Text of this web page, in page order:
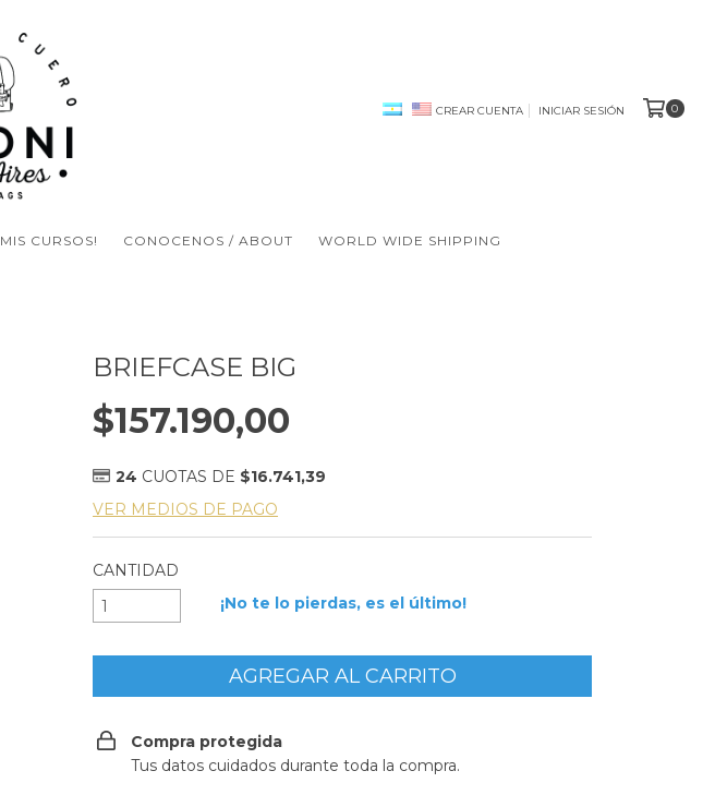
CREAR CUENTA INICIAR SESIÓN 0
MIS CURSOS! CONOCENOS / ABOUT WORLD WIDE SHIPPING
BRIEFCASE BIG
$157.190,00
24 CUOTAS DE $16.741,39
VER MEDIOS DE PAGO
CANTIDAD
¡No te lo pierdas, es el último!
Compra protegida
Tus datos cuidados durante toda la compra.